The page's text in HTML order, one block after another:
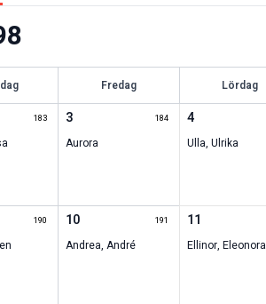
Fredag Lördag
183 3 184
Aurora
4
Ulla, Ulrika
190 10 191
Andrea,André
11
Ellinor, Eleonora